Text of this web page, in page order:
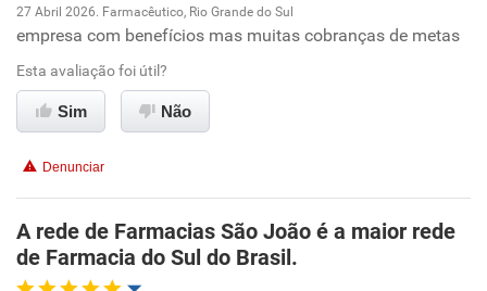
Oportunidade de promoção
Ambiente de trabalho
Benefícios
Não recomenda esta empresa
27 Abril 2026. Farmacêutico, Rio Grande do Sul
empresa com benefícios mas muitas cobranças de metas
Esta avaliação foi útil?
Sim Não
Denunciar
A rede de Farmacias São João é a maior rede
de Farmacia do Sul do Brasil.